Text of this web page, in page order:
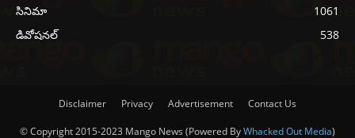
సినిమా
1061
డివోషనల్
538
Disclaimer Privacy Advertisement Contact Us
© Copyright 2015-2023 Mango News (Powered ByWhacked Out Media)